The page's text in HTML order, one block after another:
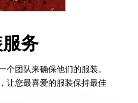
务
个团队来确保他们的服装。
让您最喜爱的服装保持最佳